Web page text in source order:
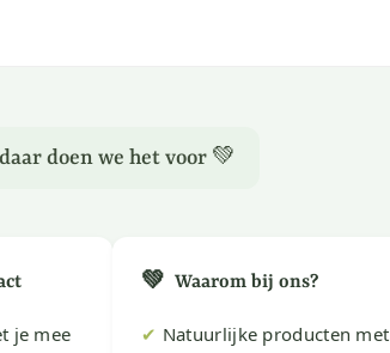
doen we het voor 💚
je mee
💚 Waarom bij ons?
✔ Natuurlijke producten met